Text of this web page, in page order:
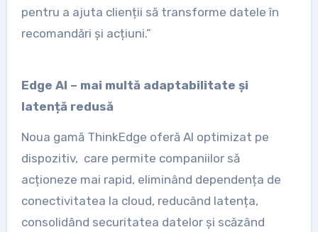
pentru a ajuta clienții să transforme datele în
recomandări și acțiuni.”
Edge AI – mai multă adaptabilitate și
latență redusă
Noua gamă ThinkEdge oferă AI optimizat pe
dispozitiv, care permite companiilor să
acționeze mai rapid, eliminând dependența de
conectivitatea la cloud, reducând latența,
consolidând securitatea datelor și scăzând